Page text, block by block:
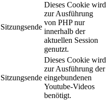
Sitzungsende
Dieses Cookie wird
zur Ausführung
von PHP nur
innerhalb der
aktuellen Session
genutzt.
Sitzungsende
Dieses Cookie wird
zur Ausführung der
eingebundenen
Youtube-Videos
benötigt.